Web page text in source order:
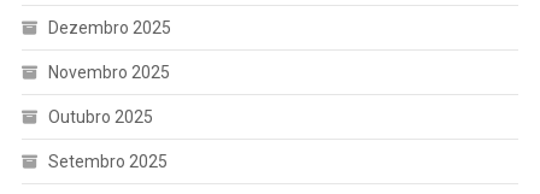
Dezembro 2025
Novembro 2025
Outubro 2025
Setembro 2025